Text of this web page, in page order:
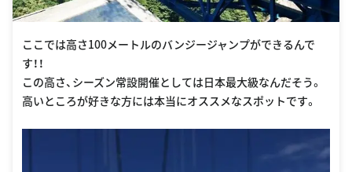
ここでは高さ100メートルのバンジージャンプができるんで
す！！
この高さ、シーズン常設開催としては日本最大級なんだそう。
高いところが好きな方には本当にオススメなスポットです。